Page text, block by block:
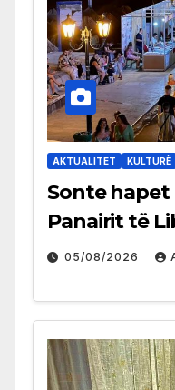
AKTUALITET KULTURË
Sonte hapet
Panairit të
05/08/2026